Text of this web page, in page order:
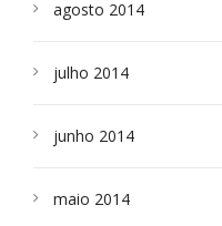
agosto 2014
julho 2014
junho 2014
maio 2014